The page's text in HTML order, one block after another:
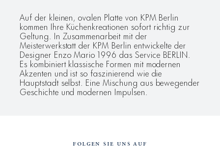
Auf der kleinen, ovalen Platte von KPM Berlin
kommen Ihre Küchenkreationen sofort richtig zur
Geltung. In Zusammenarbeit mit der
Meisterwerkstatt der KPM Berlin entwickelte der
Designer Enzo Mario 1996 das Service BERLIN.
Es kombiniert klassische Formen mit modernen
Akzenten und ist so faszinierend wie die
Hauptstadt selbst. Eine Mischung aus bewegender
Geschichte und modernen Impulsen.
FOLGEN SIE UNS AUF